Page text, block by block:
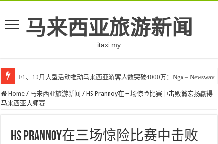
马来西亚旅游新闻
itaxi.my
F1、10月大型活动推动马来西亚游客人数突破4000万：Nga – Newswav
Home / 马来西亚旅游新闻 / HS Prannoy在三场惊险比赛中击败翁宏扬赢得
马来西亚大师赛
HS Prannoy在三场惊险比赛中击败